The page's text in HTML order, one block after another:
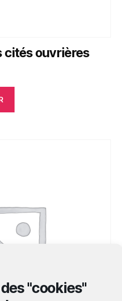
"cookies"
cités ouvrières